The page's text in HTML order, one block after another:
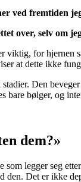
ved fremtiden
over, selv om
viktig, for hjernen
at dette ikke
Den
bare bølger, og
dem?»
som legger seg
den. Det er ikke